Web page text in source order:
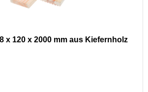
x 120 x 2000 mm aus Kiefernholz